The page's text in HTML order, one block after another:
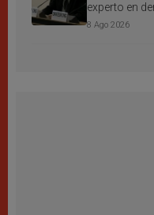
experto en
8 Ago 2026